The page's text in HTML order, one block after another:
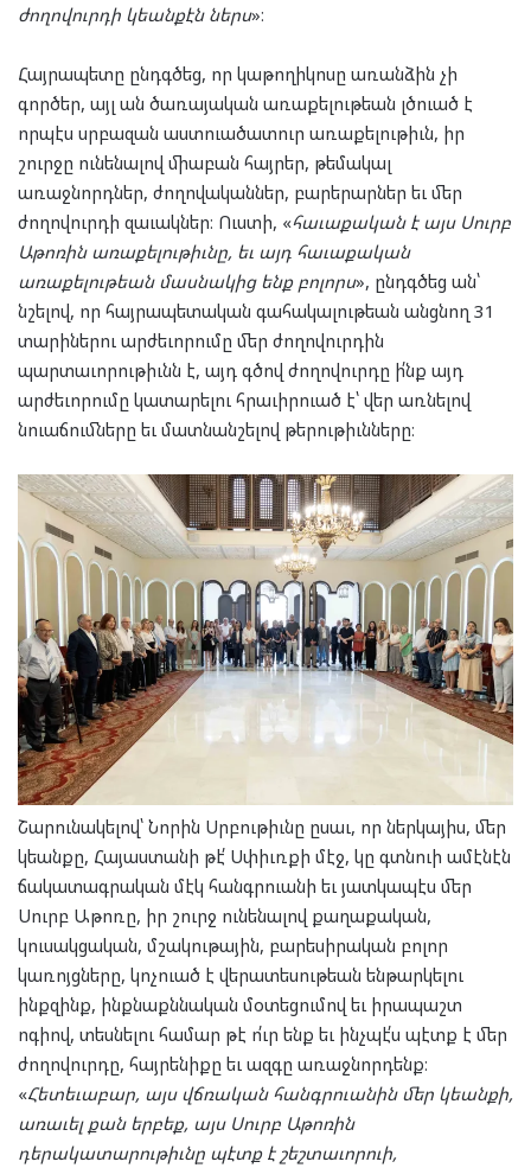
ժողովուրդի կեանքէն ներս»։
Հայրապետը ընդգծեց, որ կաթողիկոսը առանձին չի
գործեր, այլ ան ծառայական առաքելութեան լծուած է
որպէս սրբազան աստուածատուր առաքելութիւն, իր
շուրջը ունենալով միաբան հայրեր, թեմակալ
առաջնորդներ, ժողովականներ, բարերարներ եւ մեր
ժողովուրդի զաւակներ։ Ուստի, «հաւաքական է այս Սուրբ
Աթոռին առաքելութիւնը, եւ այդ հաւաքական
առաքելութեան մասնակից ենք բոլորս», ընդգծեց ան՝
նշելով, որ հայրապետական գահակալութեան անցնող 31
տարիներու արժեւորումը մեր ժողովուրդին
պարտաւորութիւնն է, այդ գծով ժողովուրդը ի՛նք այդ
արժեւորումը կատարելու հրաւիրուած է՝ վեր առնելով
նուաճումները եւ մատնանշելով թերութիւնները։
Շարունակելով՝ Նորին Սրբութիւնը ըսաւ, որ ներկայիս, մեր
կեանքը, Հայաստանի թէ՛ Սփիւռքի մէջ, կը գտնուի ամէնէն
ճակատագրական մէկ հանգրուանի եւ յատկապէս մեր
Սուրբ Աթոռը, իր շուրջ ունենալով քաղաքական,
կուսակցական, մշակութային, բարեսիրական բոլոր
կառոյցները, կոչուած է վերատեսութեան ենթարկելու
ինքզինք, ինքնաքննական մօտեցումով եւ իրապաշտ
ոգիով, տեսնելու համար թէ ո՛ւր ենք եւ ինչպէ՛ս պէտք է մեր
ժողովուրդը, հայրենիքը եւ ազգը առաջնորդենք։
«Հետեւաբար, այս վճռական հանգրուանին մեր կեանքի,
առաւել քան երբեք, այս Սուրբ Աթոռին
դերակատարութիւնը պէտք է շեշտաւորուի,